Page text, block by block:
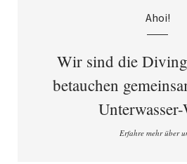
Ahoi!
Wir sind die
betauchen
Erfahre mehr über